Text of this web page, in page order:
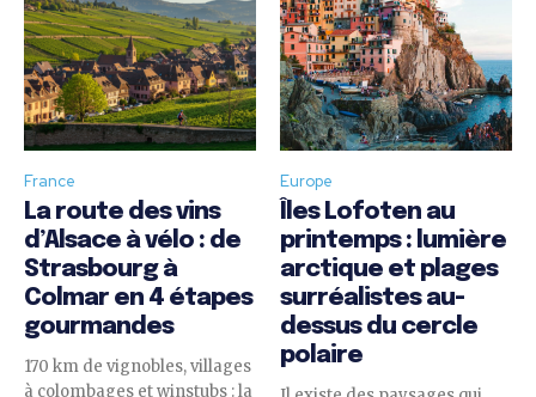
France
La route des vins
d’Alsace à vélo : de
Strasbourg à
Colmar en 4 étapes
gourmandes
170 km de vignobles, villages
à colombages et winstubs : la
Europe
Îles Lofoten au
printemps : lumière
arctique et plages
surréalistes au-
dessus du cercle
polaire